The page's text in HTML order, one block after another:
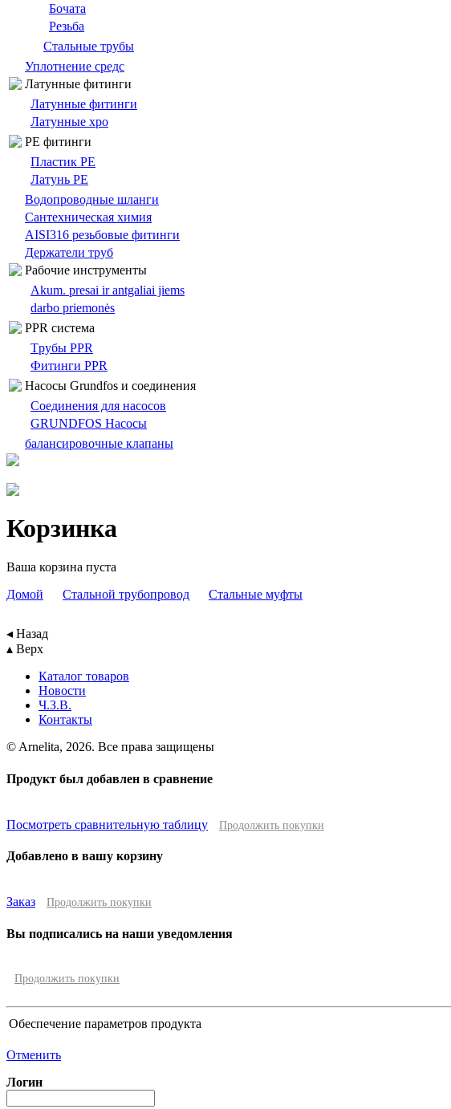
Бочата
Резьбa
Стальные трубы
Уплотнение средс
Латунные фитинги
Латунные фитинги
Латунные хро
PE фитинги
Пластик PE
Латунь PE
Bодопроводныe шланги
Сантехническая химия
AISI316 резьбовые фитинги
Держатели труб
Pабочие инструменты
Akum. presai ir antgaliai jiems
darbo priemonės
PPR система
Tрубы PPR
Фитинги PPR
Насосы Grundfos и соединения
Cоединения для насосов
GRUNDFOS Насосы
балансировочныe клапаны
Корзинка
Ваша корзина пуста
Домой
Cтальной трубопровод Стальные муфты
◂ Назад
▴ Верх
Каталог товаров
Новости
Ч.З.В.
Контакты
© Arnelita, 2026. Все права защищены
Продукт был добавлен в сравнение
Посмотреть сравнительную таблицу Продолжить покупки
Добавлено в вашу корзину
Заказ Продолжить покупки
Вы подписались на наши уведомления
Продолжить покупки
Обеспечение параметров продукта
Отменить
Логин